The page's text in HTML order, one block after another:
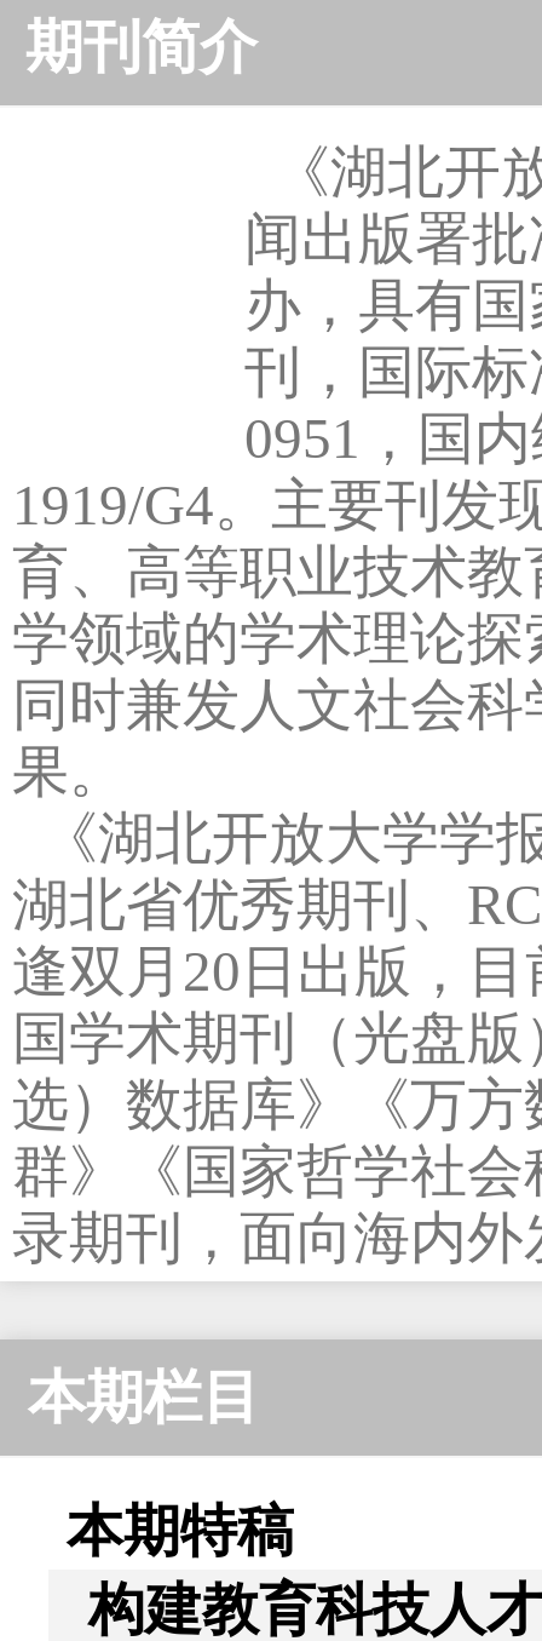
期刊简介
《湖北开
闻出版署
办，具有
刊，国际标
0951，国
1919/G4。主要刊发
育、高等职业技术
学领域的学术理论
同时兼发人文社会
果。
《湖北开放大学学
湖北省优秀期刊、
逢双月20日出版，
国学术期刊（光盘
选）数据库》《万
群》《国家哲学社
录期刊，面向海内外
本期栏目
本期特稿
构建教育科技人